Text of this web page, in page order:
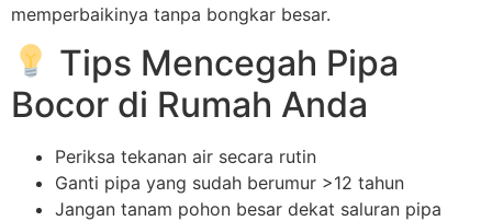
memperbaikinya tanpa bongkar besar.
Tips Mencegah Pipa
Bocor di Rumah Anda
Periksa tekanan air secara rutin
Ganti pipa yang sudah berumur >12 tahun
Jangan tanam pohon besar dekat saluran pipa